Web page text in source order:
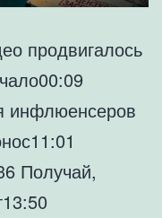
продвигалось
инфлюенсеров
Получай,